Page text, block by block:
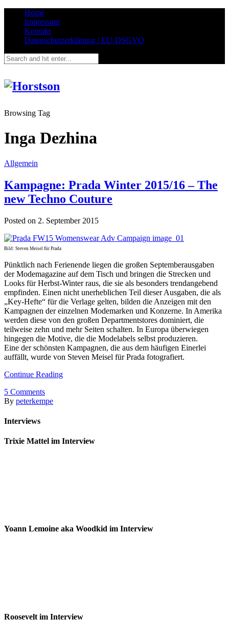
Home
Impressum
Kontakt
Datenschutzerklärung / EU-DSGVO
Browsing Tag
Inga Dezhina
Allgemein
Kampagne: Prada Winter 2015/16 – The
new Techno Couture
Posted on 2. September 2015
Bild: Steven Meisel für Prada
Pünktlich nach Ferienende liegen die großen Septemberausgaben
der Modemagazine auf dem Tisch und bringen die Strecken und
Looks für Herbst-Winter raus, die sie als besonders trendangebend
empfinden. Einen nicht unerheblichen Teil dieser Ausgaben, die als
„Key-Hefte“ für die Verlage gelten, bilden die Anzeigen mit den
Kampagnen der einzelnen Modemarken und Konzerne. In Amerika
werden diese von den großen Departmentstores dominiert, die
teilweise zehn und mehr Seiten schalten. In Europa überwiegen
hingegen die Motive, die die Modelabels selbst produzieren.
Eine der schönsten Kampagnen, die aus dem häufigen Einerlei
auffällt, wurde von Steven Meisel für Prada fotografiert.
Continue Reading
5 Comments
By peterkempe
Interviews
Trixie Mattel im Interview
Yoann Lemoine aka Woodkid im Interview
Roosevelt im Interview